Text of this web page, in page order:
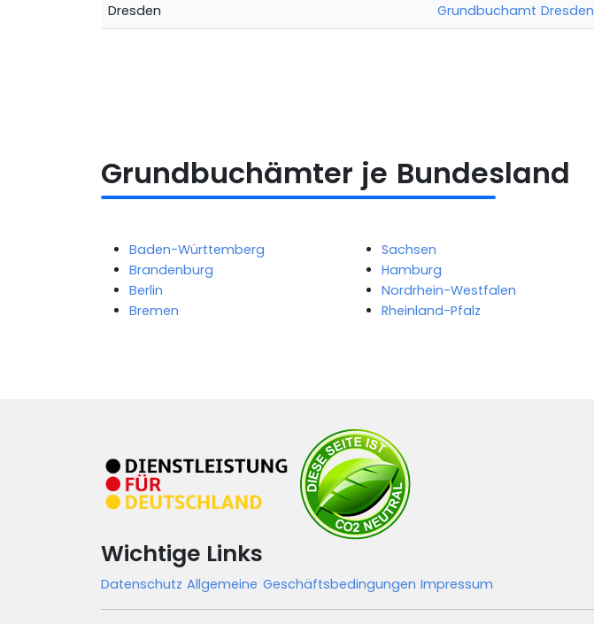
Dresden
Grundbuchamt Dresden
Grundbuchämter je Bundesland
Baden-Württemberg
Brandenburg
Berlin
Bremen
Sachsen
Hamburg
Nordrhein-Westfalen
Rheinland-Pfalz
Wichtige Links
DatenschutzAllgemeine GeschäftsbedingungenImpressum